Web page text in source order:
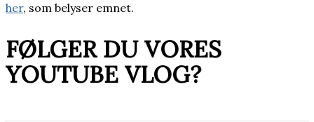
her, som belyser emnet.
FØLGER DU VORES
YOUTUBE VLOG?